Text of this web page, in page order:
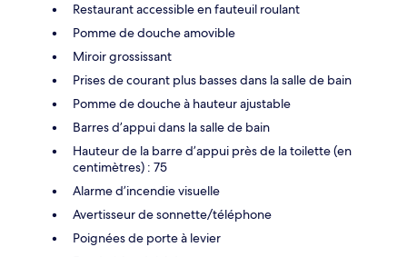
Restaurant accessible en fauteuil roulant
Pomme de douche amovible
Miroir grossissant
Prises de courant plus basses dans la salle de bain
Pomme de douche à hauteur ajustable
Barres d’appui dans la salle de bain
Hauteur de la barre d’appui près de la toilette (en
centimètres) : 75
Alarme d’incendie visuelle
Avertisseur de sonnette/téléphone
Poignées de porte à levier